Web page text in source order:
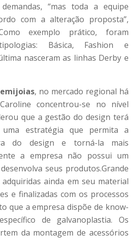
“mas toda a equipe
com a alteração proposta”,
exemplo prático, foram
Básica, Fashion e
nasceram as linhas Derby e
, no mercado regional há
concentrou-se no nível
que a gestão do design terá
estratégia que permita a
do design e torná-la mais
a empresa não possui um
seus produtos.Grande
ainda em seu material
e finalizadas com os processos
que a empresa dispõe de know-
de galvanoplastia. Os
da montagem de acessórios